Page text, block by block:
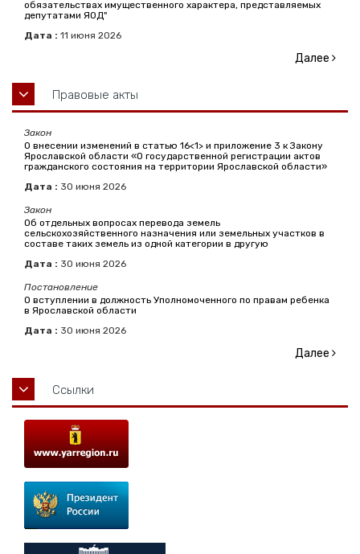
обязательствах имущественного характера, представляемых
депутатами ЯОД"
Дата : 11 июня 2026
Далее
Правовые акты
Закон
О внесении изменений в статью 16<1> и приложение 3 к Закону
Ярославской области «О государственной регистрации актов
гражданского состояния на территории Ярославской области»
Дата : 30 июня 2026
Закон
Об отдельных вопросах перевода земель
сельскохозяйственного назначения или земельных участков в
составе таких земель из одной категории в другую
Дата : 30 июня 2026
Постановление
О вступлении в должность Уполномоченного по правам ребенка
в Ярославской области
Дата : 30 июня 2026
Далее
Ссылки